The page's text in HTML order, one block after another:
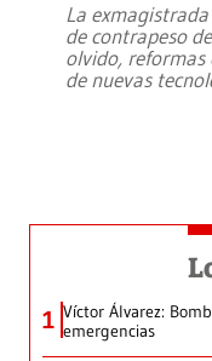
La
de contrapeso
olvido, reformas
de nuevas
1 Víctor Álvarez:
emergencias